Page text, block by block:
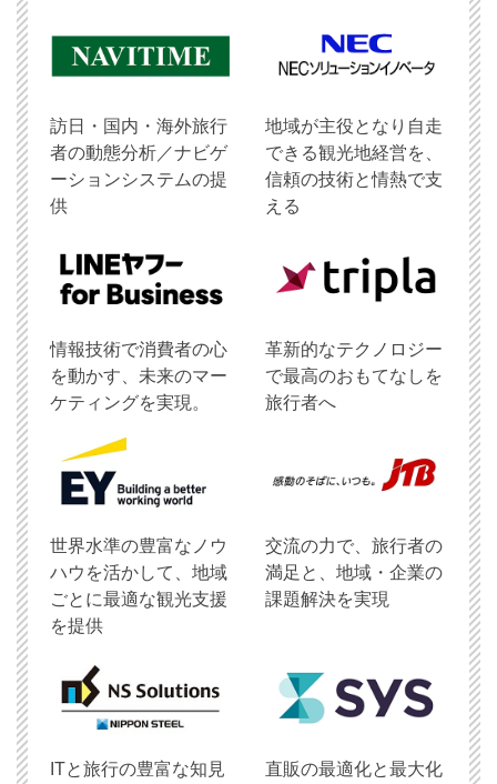
訪日・国内・海外旅行
者の動態分析／ナビゲ
ーションシステムの提
供
地域が主役となり自走
できる観光地経営を、
信頼の技術と情熱で支
える
情報技術で消費者の心
を動かす、未来のマー
ケティングを実現。
革新的なテクノロジー
で最高のおもてなしを
旅行者へ
世界水準の豊富なノウ
ハウを活かして、地域
ごとに最適な観光支援
を提供
交流の力で、旅行者の
満足と、地域・企業の
課題解決を実現
ITと旅行の豊富な知見
直販の最適化と最大化